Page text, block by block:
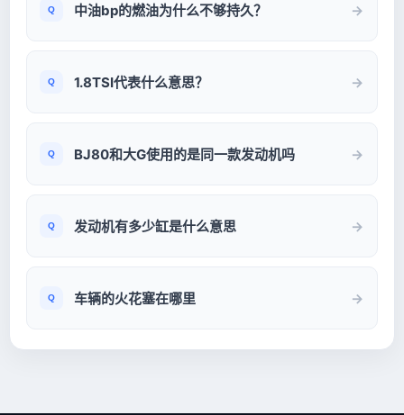
中油bp的燃油为什么不够持久？
1.8TSI代表什么意思？
BJ80和大G使用的是同一款发动机吗
发动机有多少缸是什么意思
车辆的火花塞在哪里